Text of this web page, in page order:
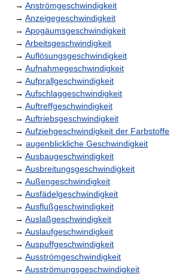
→ Anströmgeschwindigkeit
→ Anzeigegeschwindigkeit
→ Apogäumsgeschwindigkeit
→ Arbeitsgeschwindigkeit
→ Auflösungsgeschwindigkeit
→ Aufnahmegeschwindigkeit
→ Aufprallgeschwindigkeit
→ Aufschlaggeschwindigkeit
→ Auftreffgeschwindigkeit
→ Auftriebsgeschwindigkeit
→ Aufziehgeschwindigkeit der Farbstoffe
→ augenblickliche Geschwindigkeit
→ Ausbaugeschwindigkeit
→ Ausbreitungsgeschwindigkeit
→ Außengeschwindigkeit
→ Ausfädelgeschwindigkeit
→ Ausflußgeschwindigkeit
→ Auslaßgeschwindigkeit
→ Auslaufgeschwindigkeit
→ Auspuffgeschwindigkeit
→ Ausströmgeschwindigkeit
→ Ausströmungsgeschwindigkeit